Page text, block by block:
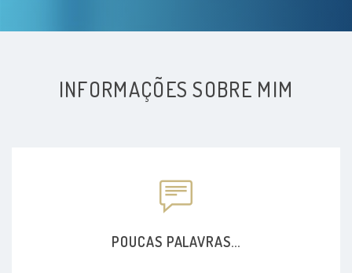
INFORMAÇÕES SOBRE MIM
POUCAS PALAVRAS...